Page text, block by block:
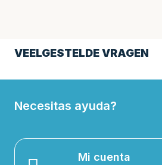
VEELGESTELDE VRAGEN
Necesitas ayuda?
Mi cuenta